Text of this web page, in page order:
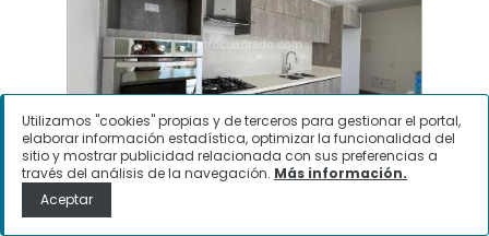
Avenida Sur | Pereira
Utilizamos "cookies" propias y de terceros para gestionar el portal,
elaborar información estadística, optimizar la funcionalidad del
sitio y mostrar publicidad relacionada con sus preferencias a
través del análisis de la navegación. Más información.
Aceptar